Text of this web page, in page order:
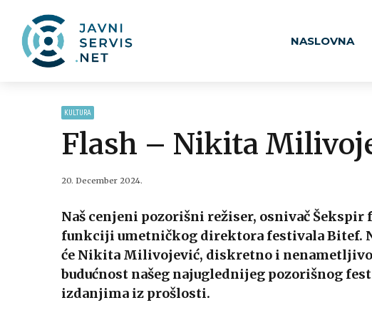
NASLOVNA
KULTURA
Flash – Nikita
20. December 2024.
Naš cenjeni pozorišni režiser, osnivač
funkciji umetničkog direktora festivala Bitef.
će Nikita Milivojević, diskretno i
budućnost našeg najuglednijeg pozorišnog
izdanjima iz prošlosti.